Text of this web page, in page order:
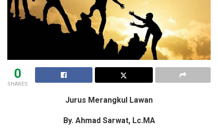
0
SHARES
Jurus Merangkul Lawan
By. Ahmad Sarwat, Lc.MA